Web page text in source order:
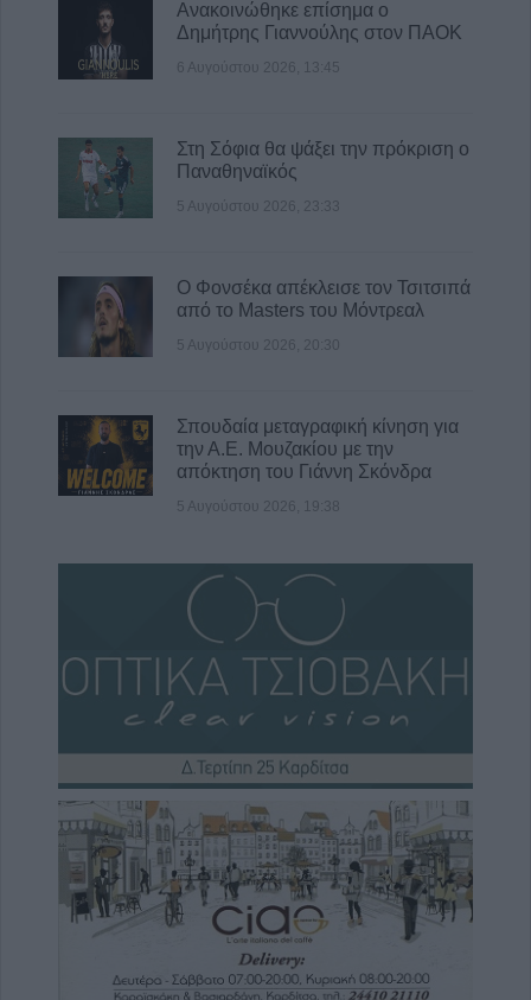
Ανακοινώθηκε επίσημα ο
Δημήτρης Γιαννούλης στον ΠΑΟΚ
6 Αυγούστου 2026, 13:45
Στη Σόφια θα ψάξει την πρόκριση ο
Παναθηναϊκός
5 Αυγούστου 2026, 23:33
Ο Φονσέκα απέκλεισε τον Τσιτσιπά
από το Masters του Μόντρεαλ
5 Αυγούστου 2026, 20:30
Σπουδαία μεταγραφική κίνηση για
την Α.Ε. Μουζακίου με την
απόκτηση του Γιάννη Σκόνδρα
5 Αυγούστου 2026, 19:38